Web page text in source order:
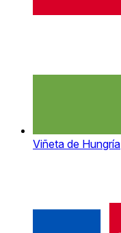
Viñeta de Hungría